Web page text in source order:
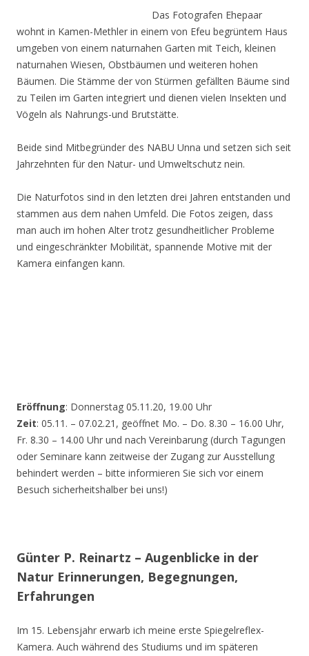
Das Fotografen Ehepaar
wohnt in Kamen-Methler in einem von Efeu begrüntem Haus
umgeben von einem naturnahen Garten mit Teich, kleinen
naturnahen Wiesen, Obstbäumen und weiteren hohen
Bäumen. Die Stämme der von Stürmen gefällten Bäume sind
zu Teilen im Garten integriert und dienen vielen Insekten und
Vögeln als Nahrungs-und Brutstätte.
Beide sind Mitbegründer des NABU Unna und setzen sich seit
Jahrzehnten für den Natur- und Umweltschutz nein.
Die Naturfotos sind in den letzten drei Jahren entstanden und
stammen aus dem nahen Umfeld. Die Fotos zeigen, dass
man auch im hohen Alter trotz gesundheitlicher Probleme
und eingeschränkter Mobilität, spannende Motive mit der
Kamera einfangen kann.
Eröffnung: Donnerstag 05.11.20, 19.00 Uhr
Zeit: 05.11. – 07.02.21, geöffnet Mo. – Do. 8.30 – 16.00 Uhr,
Fr. 8.30 – 14.00 Uhr und nach Vereinbarung (durch Tagungen
oder Seminare kann zeitweise der Zugang zur Ausstellung
behindert werden – bitte informieren Sie sich vor einem
Besuch sicherheitshalber bei uns!)
Günter P. Reinartz – Augenblicke in der
Natur Erinnerungen, Begegnungen,
Erfahrungen
Im 15. Lebensjahr erwarb ich meine erste Spiegelreflex-
Kamera. Auch während des Studiums und im späteren